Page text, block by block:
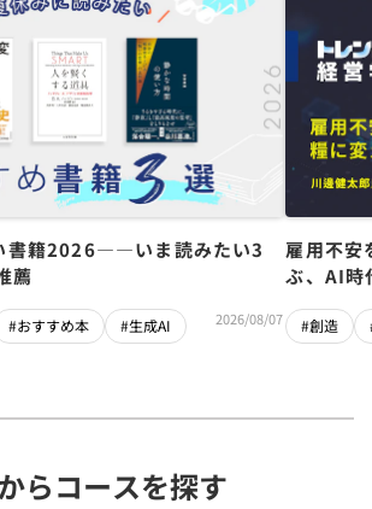
書籍2026――いま読みたい3
薦
#おすすめ本 #生成AI 2026/08/07
雇用不
ぶ、AI時
#創造
らコースを探す